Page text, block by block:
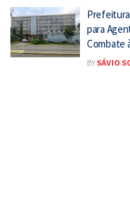
para
Combate
BY SÁVIO